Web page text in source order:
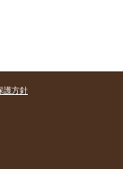
護方針